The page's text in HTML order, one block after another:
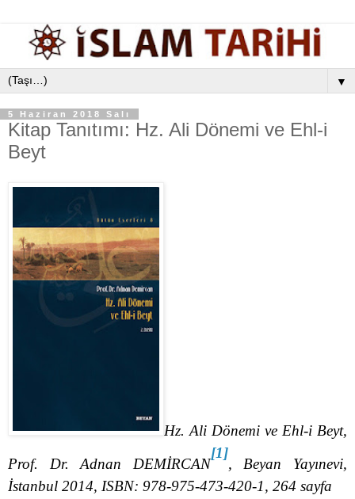
▼
5 Haziran 2018 Salı
Kitap Tanıtımı: Hz. Ali Dönemi ve Ehl-i
Beyt
Hz. Ali Dönemi ve Ehl-i Beyt,
Prof. Dr. Adnan DEMİRCAN
[1]
, Beyan Yayınevi,
İstanbul 2014, ISBN: 978-975-473-420-1, 264 sayfa